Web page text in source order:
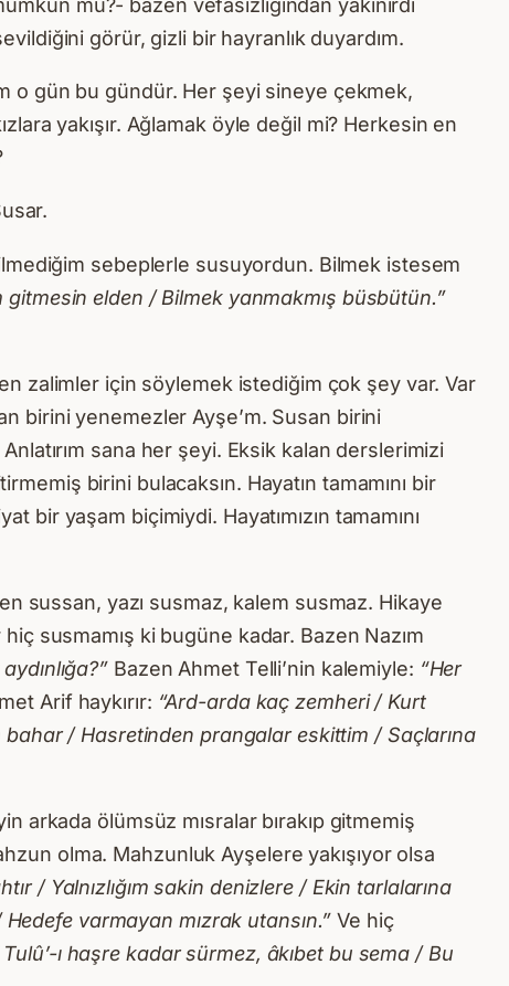
görür, gizli bir hayranlık duyardım.
o gün bu gündür. Her şeyi sineye çekmek,
yakışır. Ağlamak öyle değil mi? Herkesin en
sebeplerle susuyordun. Bilmek istesem
gitmesin elden / Bilmek yanmakmış büsbütün.”
zalimler için söylemek istediğim çok şey var. Var
birini yenemezler Ayşe’m. Susan birini
sana her şeyi. Eksik kalan derslerimizi
birini bulacaksın. Hayatın tamamını bir
yaşam biçimiydi. Hayatımızın tamamını
sussan, yazı susmaz, kalem susmaz. Hikaye
susmamış ki bugüne kadar. Bazen Nazım
Bazen Ahmet Telli’nin kalemiyle: “Her
Arif haykırır: “Ard-arda kaç zemheri / Kurt
/ Hasretinden prangalar eskittim / Saçlarına
arkada ölümsüz mısralar bırakıp gitmemiş
olma. Mahzunluk Ayşelere yakışıyor olsa
/ Yalnızlığım sakin denizlere / Ekin tarlalarına
varmayan mızrak utansın.” Ve hiç
ı haşre kadar sürmez, âkıbet bu sema / Bu